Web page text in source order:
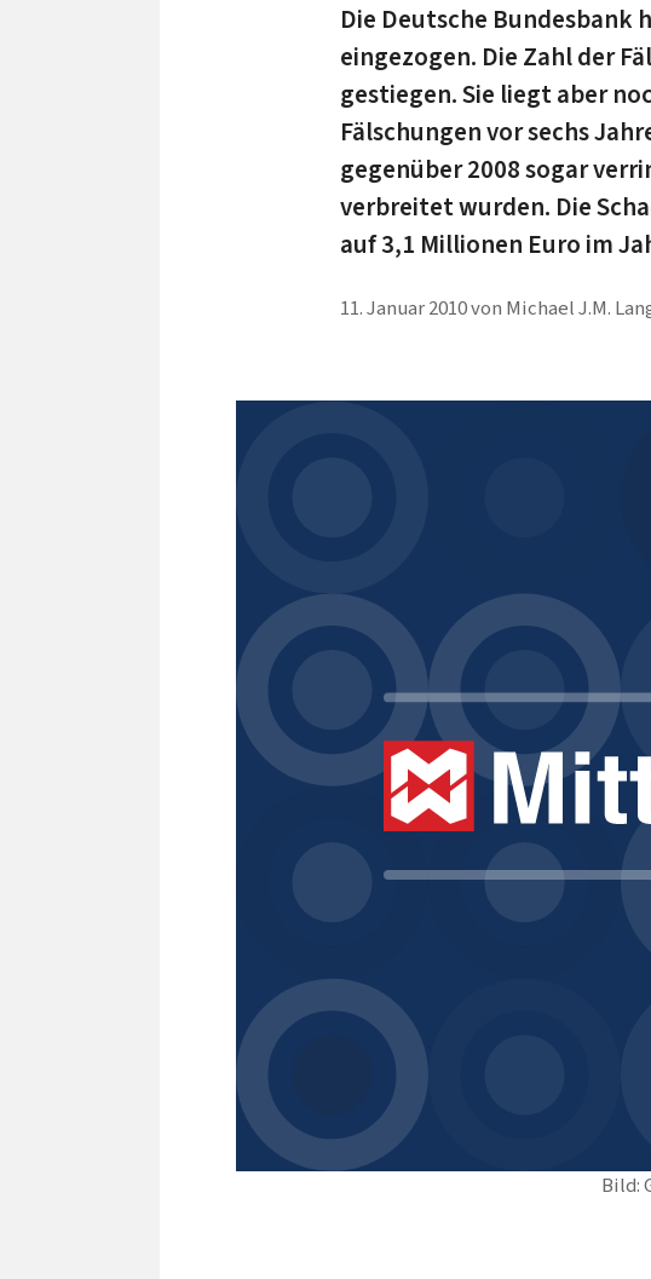
Bild:
Die Deutsche Bundesbank
eingezogen. Die Zahl der
gestiegen. Sie liegt aber
Fälschungen vor sechs
gegenüber 2008 sogar
verbreitet wurden. Die
auf 3,1 Millionen Euro im
11. Januar 2010von Michael J.M.